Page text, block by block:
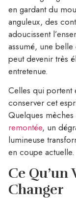
en gardant du
anguleux, des
adoucissent
assumé, une
peut devenir très
entretenue.
Celles qui portent
conserver cet
Quelques mèches
remontée, un
lumineuse
en coupe actuelle.
Ce
Changer